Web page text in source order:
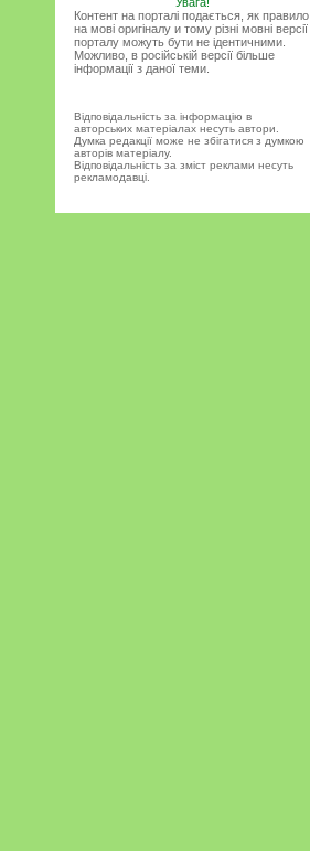
Контент на порталі подається, як правило,
на мові оригіналу и тому різні мовні версії
порталу можуть бути не ідентичними.
Можливо, в російській версії більше
інформації з даної теми.
Відповідальність за інформацію в
авторських матеріалах несуть автори.
Думка редакції може не збігатися з думкою
авторів матеріалу.
Відповідальність за зміст реклами несуть
рекламодавці.